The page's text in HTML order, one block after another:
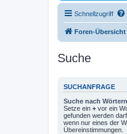
Schnellzugriff
Foren-Übersicht
Suche
SUCHANFRAGE
Suche nach
Setze ein + vor ein
gefunden werden
wenn nur eines der
Übereinstimmungen.